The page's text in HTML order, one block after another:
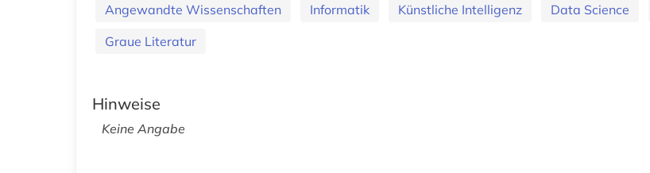
Angewandte Wissenschaften Informatik Künstliche Intelligenz Data Science
Graue Literatur
Hinweise
Keine Angabe